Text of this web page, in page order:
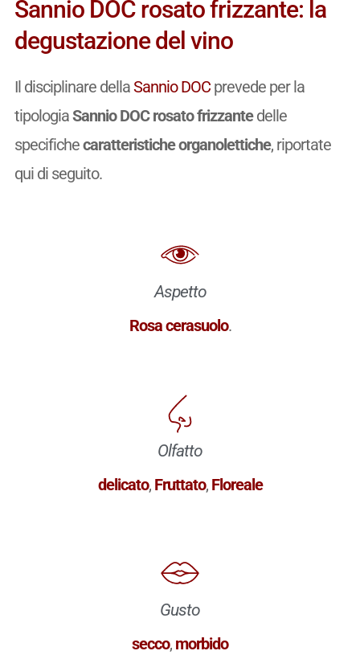
Sannio DOC rosato frizzante: la
degustazione del vino
Il disciplinare dellaSannio DOCprevede per la
tipologiaSannio DOC rosato frizzantedelle
specifichecaratteristiche organolettiche, riportate
qui di seguito.
Aspetto
Rosa cerasuolo.
Olfatto
delicato, Fruttato, Floreale
Gusto
secco, morbido